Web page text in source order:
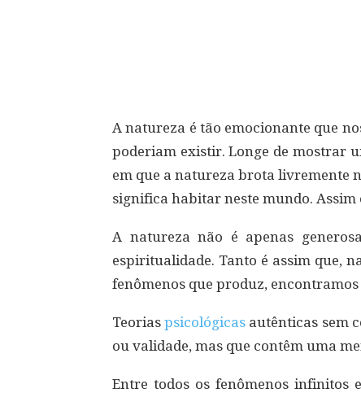
A natureza é tão emocionante que
poderiam existir. Longe de mostrar
em que a natureza brota livremente
significa habitar neste mundo. Assim
A natureza não é apenas
espiritualidade. Tanto é assim que,
fenômenos que produz,
Teoriaspsicológicas autênticas sem
ou validade, mas que contêm uma
Entre todos os fenômenos infinitos